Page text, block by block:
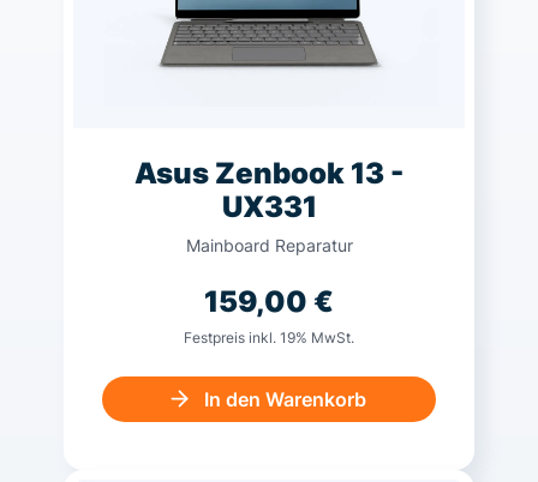
Asus Zenbook 13 -
UX331
Mainboard Reparatur
159,00 €
Festpreis inkl. 19% MwSt.
In den Warenkorb